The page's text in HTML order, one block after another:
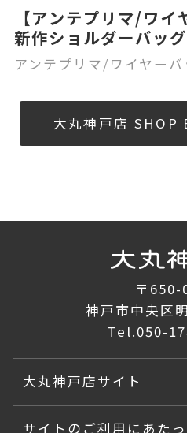
【アンテプリマ/ワ
新作ショルダーバッグ
アンテプリマ/ワイヤーバ
大丸神戸店 SHOP
〒650-
神戸市中央区
Tel.050-
大丸神戸店サイト
サイトのご利用にあたっ